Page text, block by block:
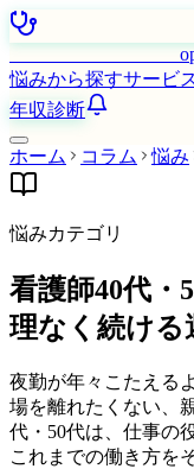
悩みから探すサービ
年収診断
ホーム コラム 悩み
悩みカテゴリ
看護師40代・
理なく続ける
夜勤が年々こたえる
場を離れたくない、
代・50代は、仕事の
これまでの働き方を